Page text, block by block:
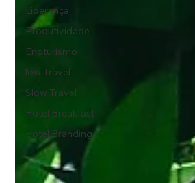
Liderança
Produtividade
Enoturismo
low Travel
Slow Travel
Hotel Breakfast
Hotel Branding